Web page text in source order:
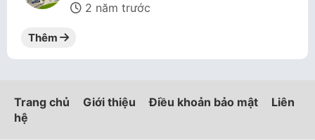
2 năm trước
Thêm
Trang chủ Giới thiệu Điều khoản bảo mật
Liên
hệ